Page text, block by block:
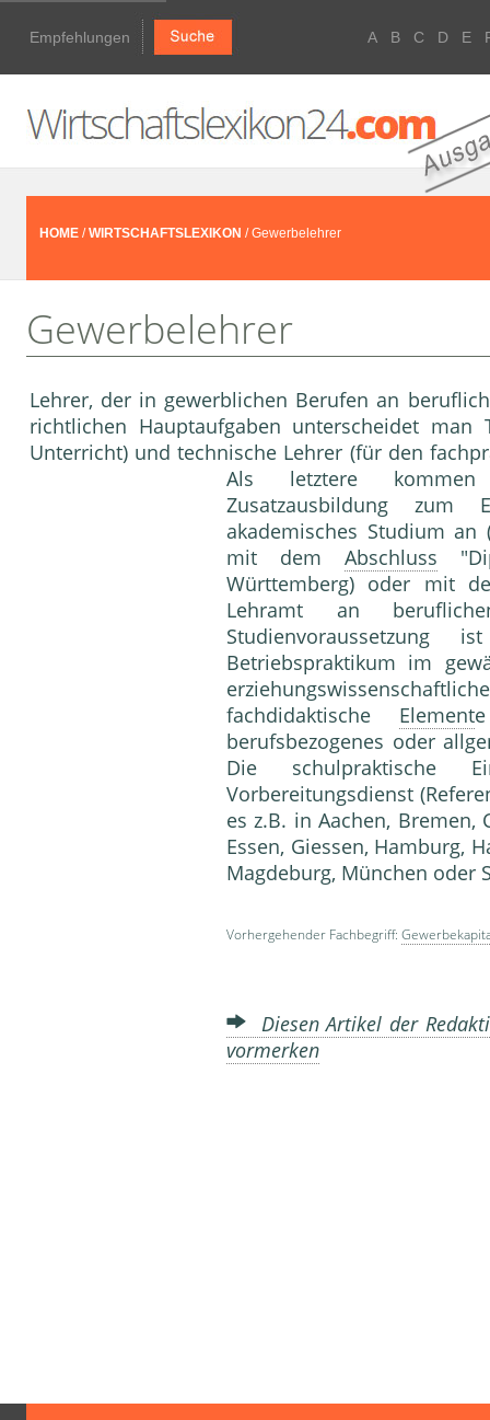
Empfehlungen A B C D E
HOME /WIRTSCHAFTSLEXIKON / Gewerbelehrer
Gewerbelehrer
Lehrer, der in gewerblichen Berufen an
richtlichen Hauptaufgaben unterscheidet
Unterricht) und technische Lehrer (für den
Als letztere
Zusatzausbildung
akademisches Studium an
mit dem Abschluss
Württemberg) oder mit
Lehramt an
Betriebspraktikum im
fachdidaktische Element
berufsbezogenes oder
Die schulpraktische
Vorbereitungsdienst
es z.B. in Aachen, Bremen,
Essen, Giessen, Hamburg,
Magdeburg,
Vorhergehender Fachbegriff:
Diesen Artikel der
vormerken